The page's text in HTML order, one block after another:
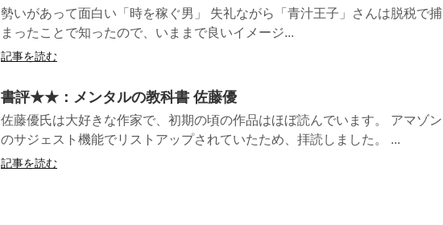
勢いがあって面白い「時を稼ぐ男」 失礼ながら「青汁王子」さんは脱税で捕
まったことで知ったので、いままで良いイメージ...
記事を読む
書評★★：メンタルの教科書 佐藤優
佐藤優氏は大好きな作家で、初期の頃の作品はほぼ読んでいます。 アマゾン
のサジェスト機能でリストアップされていたため、拝読しました。 ...
記事を読む